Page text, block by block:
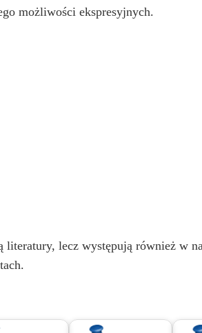
możliwości ekspresyjnych.
literatury, lecz występują również w